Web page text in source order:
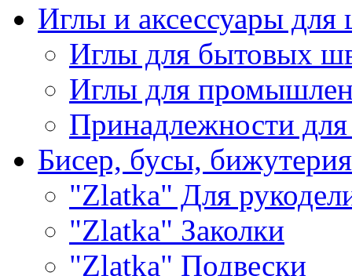
Иглы и аксессуары
Иглы для бытовых
Иглы для
Принадлежности
Бисер, бусы, бижутерия
"Zlatka" Для
"Zlatka" Заколки
"Zlatka" Подвески